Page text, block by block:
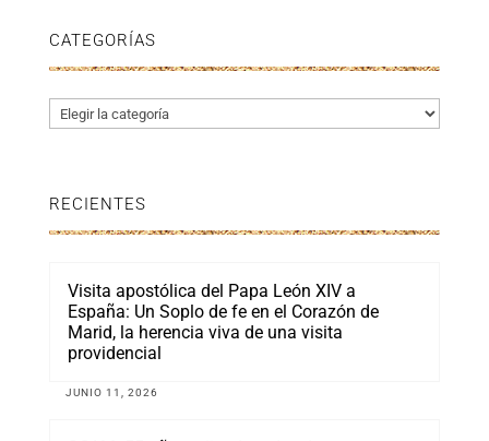
CATEGORÍAS
Categorías
RECIENTES
Visita apostólica del Papa León XIV a
España: Un Soplo de fe en el Corazón de
Marid, la herencia viva de una visita
providencial
JUNIO 11, 2026